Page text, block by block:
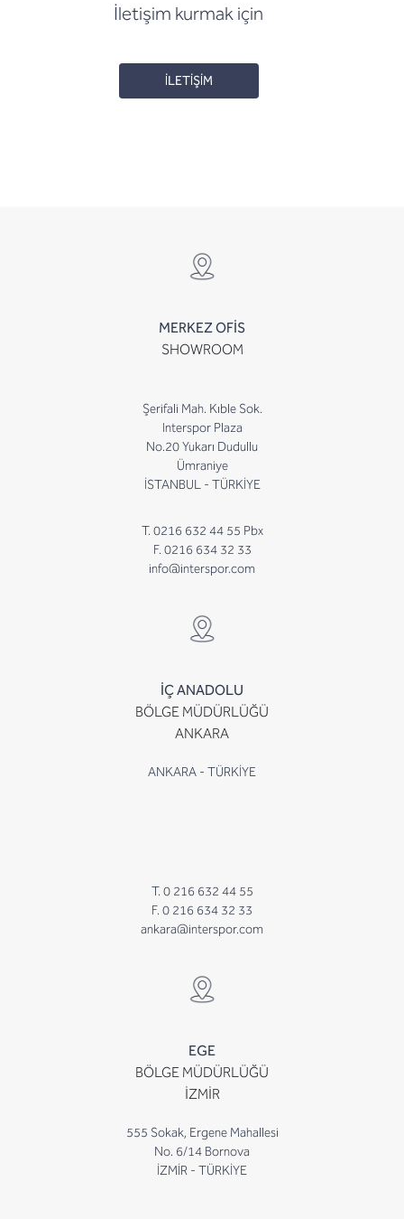
İletişim kurmak için
İLETİŞİM
MERKEZ OFİS
SHOWROOM
Şerifali Mah. Kıble Sok.
Interspor Plaza
No.20 Yukarı Dudullu
Ümraniye
İSTANBUL - TÜRKİYE
T. 0216 632 44 55 Pbx
F. 0216 634 32 33
info@interspor.com
İÇ ANADOLU
BÖLGE MÜDÜRLÜĞÜ
ANKARA
ANKARA - TÜRKİYE
T. 0 216 632 44 55
F. 0 216 634 32 33
ankara@interspor.com
EGE
BÖLGE MÜDÜRLÜĞÜ
İZMİR
555 Sokak, Ergene Mahallesi
No. 6/14 Bornova
İZMİR - TÜRKİYE